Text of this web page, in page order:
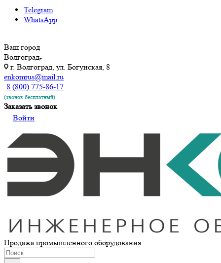
Telegram
WhatsApp
Ваш город
Волгоград
г. Волгоград, ул. ​Богунская, 8
enkomrus@mail.ru
8 (800) 775-86-17
(звонок бесплатный)
Заказать звонок
Войти
Продажа промышленного оборудования